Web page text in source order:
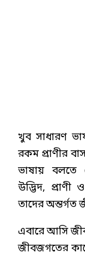
খুব সাধারণ
রকম প্রাণীর
ভাষায় বলতে
উদ্ভিদ,
তাদের অন্তর্গত
এবারে আসি
জীবজগতের